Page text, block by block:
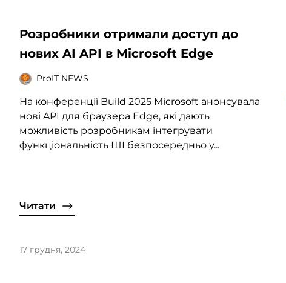
Розробники отримали доступ до
нових AI API в Microsoft Edge
ProIT NEWS
На конференції Build 2025 Microsoft анонсувала
нові API для браузера Edge, які дають
можливість розробникам інтегрувати
функціональність ШІ безпосередньо у...
Читати
17 грудня, 2024